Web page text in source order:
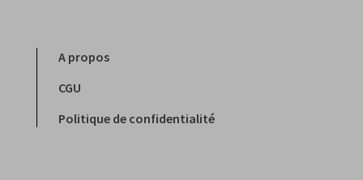
A propos
CGU
Politique de confidentialité